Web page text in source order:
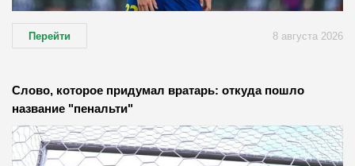
Перейти 8 августа 2026
Слово, которое придумал вратарь: откуда пошло
название "пенальти"